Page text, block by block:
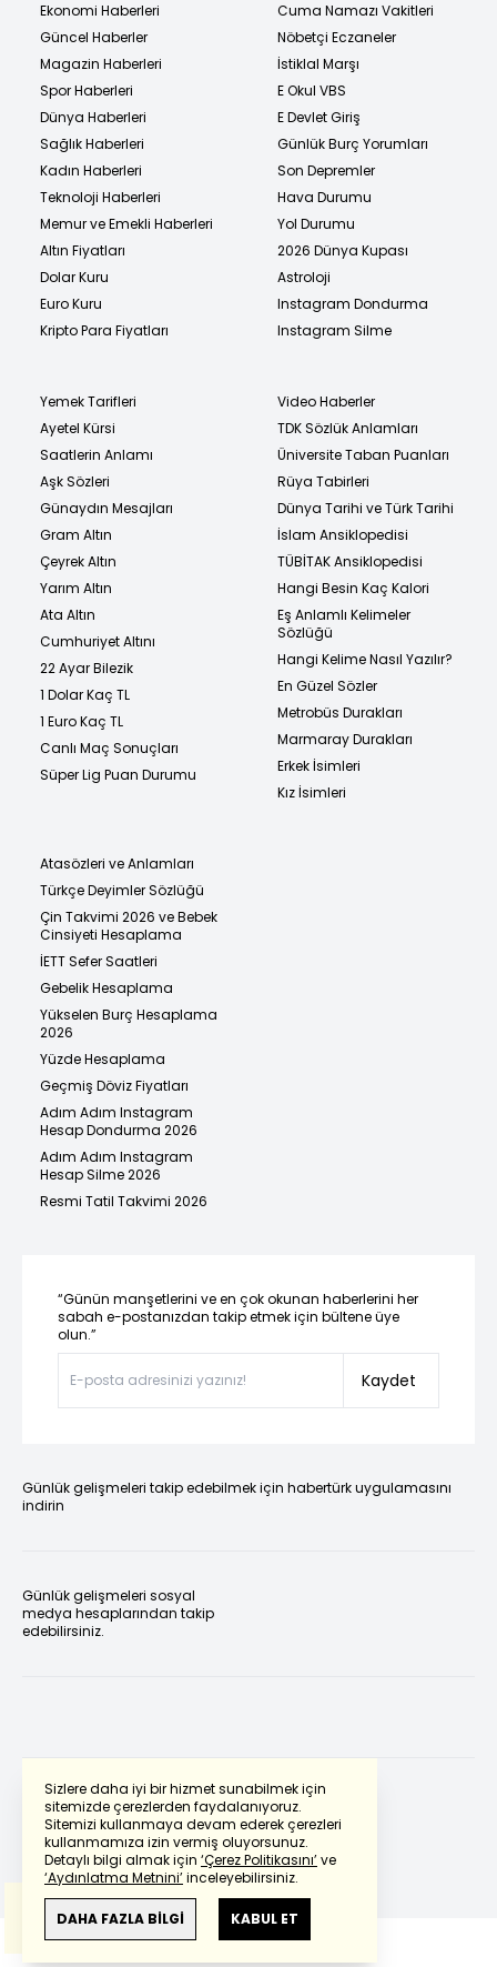
Sizlere daha iyi bir hizmet sunabilmek için
sitemizde çerezlerden faydalanıyoruz.
Sitemizi kullanmaya devam ederek çerezleri
kullanmamıza izin vermiş oluyorsunuz.
Detaylı bilgi almak için ‘Çerez Politikasını’ve
‘Aydınlatma Metnini’inceleyebilirsiniz.
DAHA FAZLA BİLGİ KABUL ET
Ekonomi Haberleri
Güncel Haberler
Magazin Haberleri
Spor Haberleri
Dünya Haberleri
Sağlık Haberleri
Kadın Haberleri
Teknoloji Haberleri
Memur ve Emekli Haberleri
Altın Fiyatları
Dolar Kuru
Euro Kuru
Kripto Para Fiyatları
Cuma Namazı Vakitleri
Nöbetçi Eczaneler
İstiklal Marşı
E Okul VBS
E Devlet Giriş
Günlük Burç Yorumları
Son Depremler
Hava Durumu
Yol Durumu
2026 Dünya Kupası
Astroloji
Instagram Dondurma
Instagram Silme
Yemek Tarifleri
Ayetel Kürsi
Saatlerin Anlamı
Aşk Sözleri
Günaydın Mesajları
Gram Altın
Çeyrek Altın
Yarım Altın
Ata Altın
Cumhuriyet Altını
22 Ayar Bilezik
1 Dolar Kaç TL
1 Euro Kaç TL
Canlı Maç Sonuçları
Süper Lig Puan Durumu
Video Haberler
TDK Sözlük Anlamları
Üniversite Taban Puanları
Rüya Tabirleri
Dünya Tarihi ve Türk Tarihi
İslam Ansiklopedisi
TÜBİTAK Ansiklopedisi
Hangi Besin Kaç Kalori
Eş Anlamlı Kelimeler
Sözlüğü
Hangi Kelime Nasıl Yazılır?
En Güzel Sözler
Metrobüs Durakları
Marmaray Durakları
Erkek İsimleri
Kız İsimleri
Atasözleri ve Anlamları
Türkçe Deyimler Sözlüğü
Çin Takvimi 2026 ve Bebek
Cinsiyeti Hesaplama
İETT Sefer Saatleri
Gebelik Hesaplama
Yükselen Burç Hesaplama
2026
Yüzde Hesaplama
Geçmiş Döviz Fiyatları
Adım Adım Instagram
Hesap Dondurma 2026
Adım Adım Instagram
Hesap Silme 2026
Resmi Tatil Takvimi 2026
“Günün manşetlerini ve en çok okunan haberlerini her
sabah e-postanızdan takip etmek için bültene üye
olun.”
Kaydet
Günlük gelişmeleri takip edebilmek için habertürk uygulamasını
indirin
Günlük gelişmeleri sosyal
medya hesaplarından takip
edebilirsiniz.
Powered by Translate
Bu çevirideGoogle Transletekullanılmıştır.
Anlam ve çeviri hatalarından
haberturk.com
sorumlu değildir.